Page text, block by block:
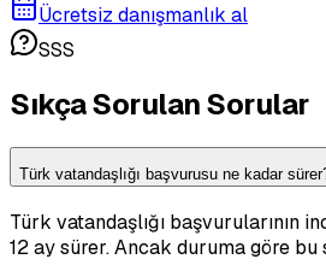
Ücretsiz danışmanlık al
SSS
Sıkça Sorulan Sorular
Türk vatandaşlığı başvurusu ne kadar
Türk vatandaşlığı başvurularının
12 ay sürer. Ancak duruma göre